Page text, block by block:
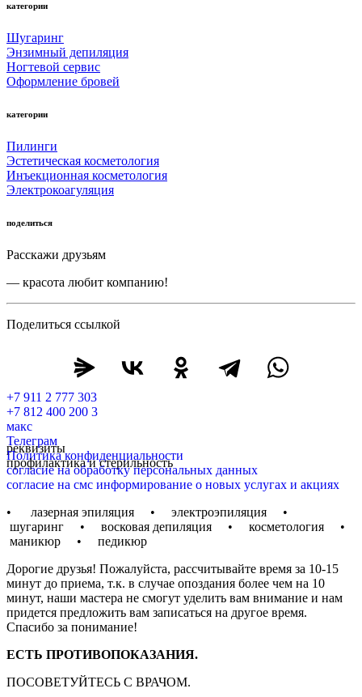
категории
Шугаринг
Энзимный депиляция
Ногтевой сервис
Оформление бровей
категории
Пилинги
Эстетическая косметология
Инъекционная косметология
Электрокоагуляция
поделиться
Расскажи друзьям
— красота любит компанию!
Поделиться ссылкой
+7 911 2 777 303
+7 812 400 200 3
макс
Телеграм
реквизиты
Политика конфиденциальности
профилактика и стерильность
согласие на обработку персональных данных
согласие на смс информирование о новых услугах и акциях
• лазерная эпиляция • электроэпиляция •
шугаринг • восковая депиляция • косметология •
маникюр • педикюр
Дорогие друзья! Пожалуйста, рассчитывайте время за 10-15
минут до приема, т.к. в случае опоздания более чем на 10
минут, наши мастера не смогут уделить вам внимание и нам
придется предложить вам записаться на другое время.
Спасибо за понимание!
ЕСТЬ ПРОТИВОПОКАЗАНИЯ.
ПОСОВЕТУЙТЕСЬ С ВРАЧОМ.